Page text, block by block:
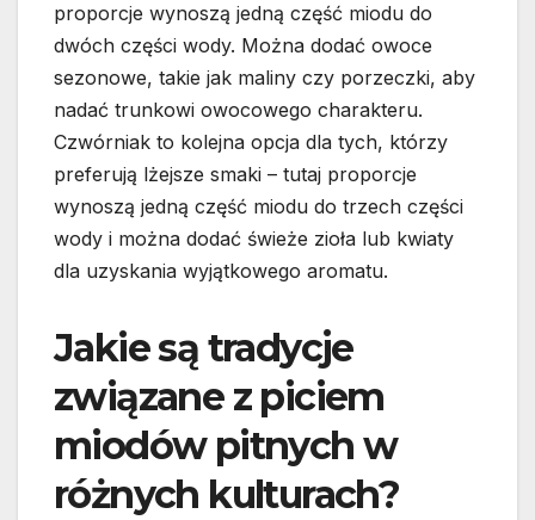
proporcje wynoszą jedną część miodu do
dwóch części wody. Można dodać owoce
sezonowe, takie jak maliny czy porzeczki, aby
nadać trunkowi owocowego charakteru.
Czwórniak to kolejna opcja dla tych, którzy
preferują lżejsze smaki – tutaj proporcje
wynoszą jedną część miodu do trzech części
wody i można dodać świeże zioła lub kwiaty
dla uzyskania wyjątkowego aromatu.
Jakie są tradycje
związane z piciem
miodów pitnych w
różnych kulturach?